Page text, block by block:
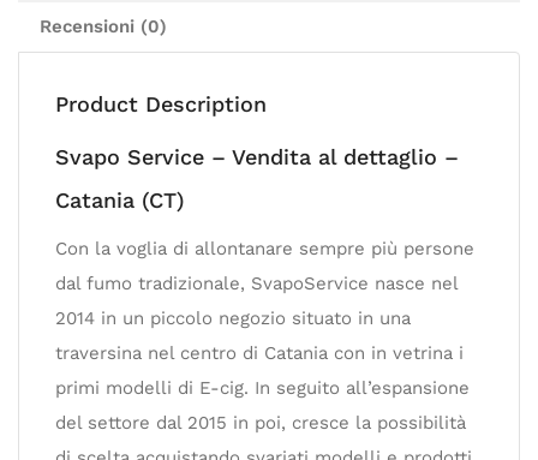
Recensioni (0)
Product Description
Svapo Service – Vendita al dettaglio –
Catania (CT)
Con la voglia di allontanare sempre più persone
dal fumo tradizionale, SvapoService nasce nel
2014 in un piccolo negozio situato in una
traversina nel centro di Catania con in vetrina i
primi modelli di E-cig. In seguito all’espansione
del settore dal 2015 in poi, cresce la possibilità